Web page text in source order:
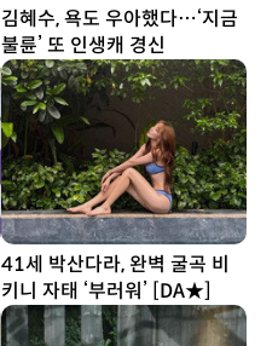
김혜수, 욕도 우아했다…‘지금
불륜’ 또 인생캐 경신
41세 박산다라, 완벽 굴곡 비
키니 자태 ‘부러워’ [DA★]